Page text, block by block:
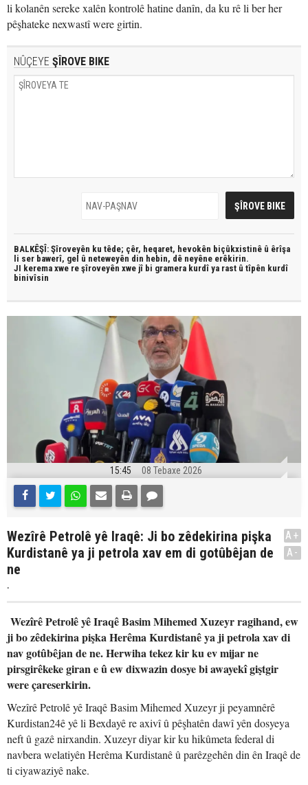
li kolanên sereke xalên kontrolê hatine danîn, da ku rê li ber her
pêşhateke nexwastî were girtin.
NÛÇEYE ŞÎROVE BIKE
BALKÊŞÎ: Şîroveyên ku têde; çêr, heqaret, hevokên biçûkxistinê û êrîşa
li ser bawerî, gel û neteweyên din hebin, dê neyêne erêkirin.
JI kerema xwe re şîroveyên xwe jî bi gramera kurdî ya rast û tîpên kurdî
binivîsin
15:45 08 Tebaxe 2026
Wezîrê Petrolê yê Iraqê: Ji bo zêdekirina pişka
Kurdistanê ya ji petrola xav em di gotûbêjan de
ne
.
A+
A-
Wezîrê Petrolê yê Iraqê Basim Mihemed Xuzeyr ragihand, ew
ji bo zêdekirina pişka Herêma Kurdistanê ya ji petrola xav di
nav gotûbêjan de ne. Herwiha tekez kir ku ev mijar ne
pirsgirêkeke giran e û ew dixwazin dosye bi awayekî giştgir
were çareserkirin.
Wezîrê Petrolê yê Iraqê Basim Mihemed Xuzeyr ji peyamnêrê
Kurdistan24ê yê li Bexdayê re axivî û pêşhatên dawî yên dosyeya
neft û gazê nirxandin. Xuzeyr diyar kir ku hikûmeta federal di
navbera welatiyên Herêma Kurdistanê û parêzgehên din ên Iraqê de
ti ciyawaziyê nake.